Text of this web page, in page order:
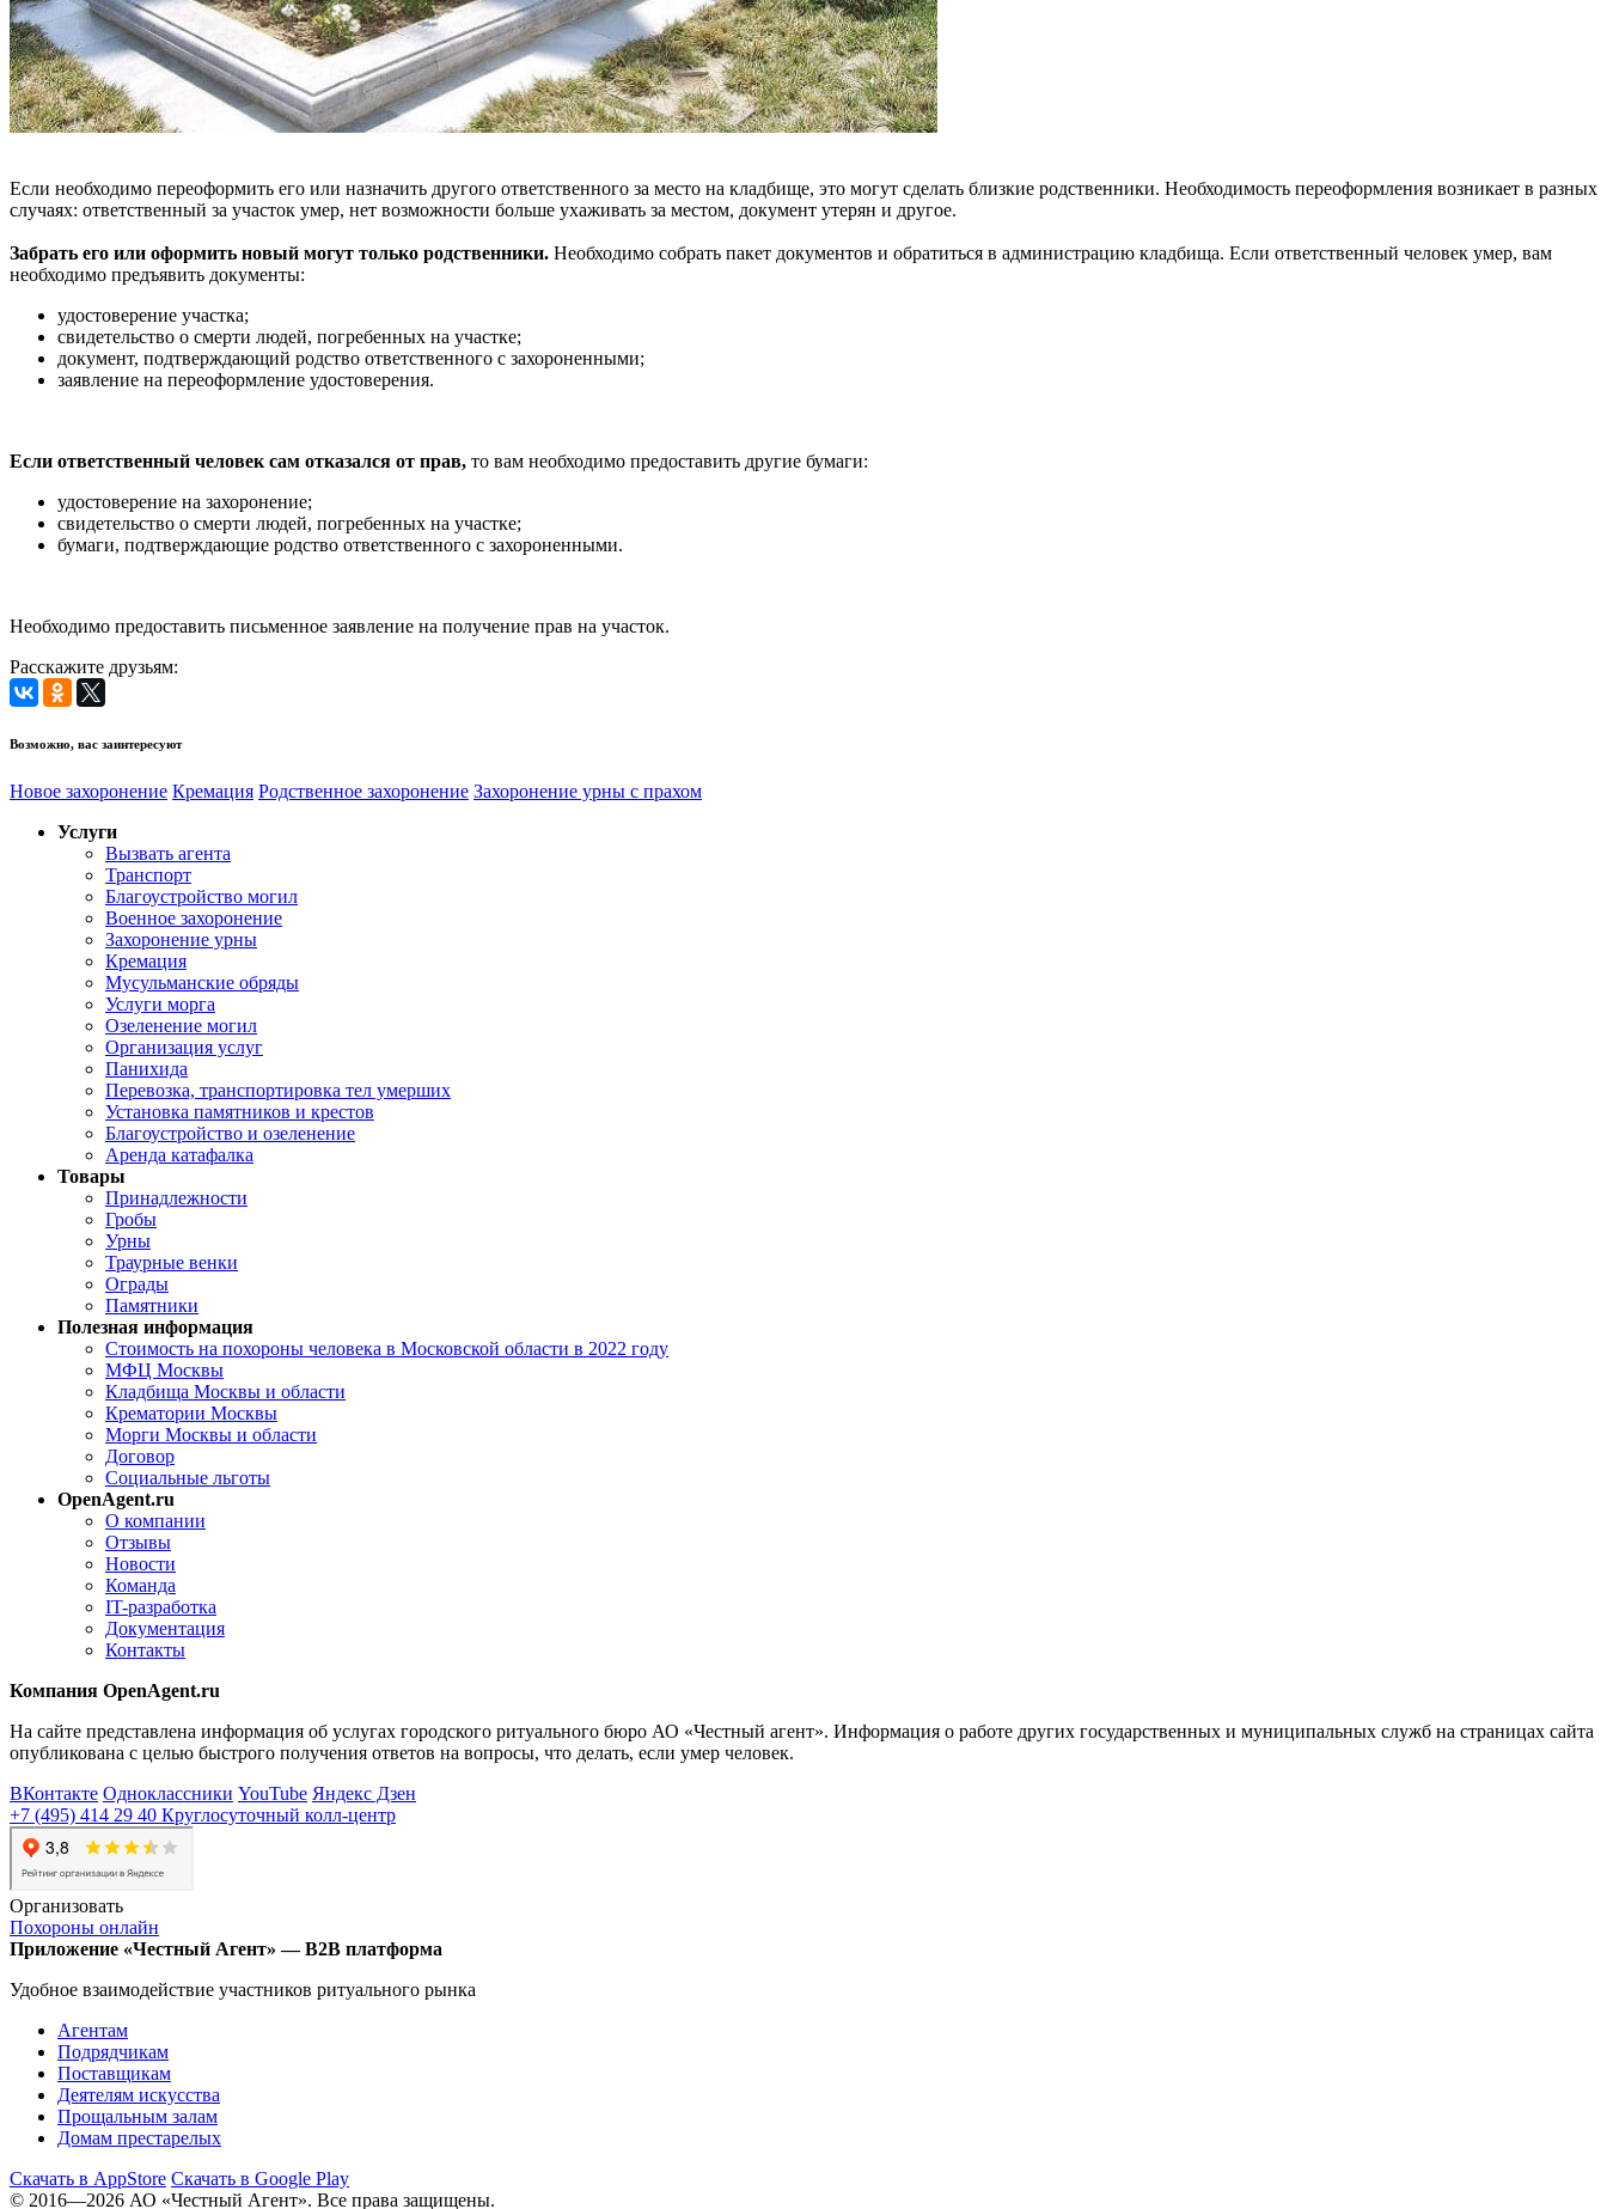
Если необходимо переоформить его или назначить другого ответственного за место на кладбище, это могут сделать близкие родственники. Необходимость переоформления возникает в разных
случаях: ответственный за участок умер, нет возможности больше ухаживать за местом, документ утерян и другое.
Забрать его или оформить новый могут только родственники. Необходимо собрать пакет документов и обратиться в администрацию кладбища. Если ответственный человек умер, вам
необходимо предъявить документы:
удостоверение участка;
свидетельство о смерти людей, погребенных на участке;
документ, подтверждающий родство ответственного с захороненными;
заявление на переоформление удостоверения.
Если ответственный человек сам отказался от прав, то вам необходимо предоставить другие бумаги:
удостоверение на захоронение;
свидетельство о смерти людей, погребенных на участке;
бумаги, подтверждающие родство ответственного с захороненными.
Необходимо предоставить письменное заявление на получение прав на участок.
Расскажите друзьям:
Возможно, вас заинтересуют
Новое захоронение Кремация Родственное захоронение Захоронение урны с прахом
Услуги
Вызвать агента
Транспорт
Благоустройство могил
Военное захоронение
Захоронение урны
Кремация
Мусульманские обряды
Услуги морга
Озеленение могил
Организация услуг
Панихида
Перевозка, транспортировка тел умерших
Установка памятников и крестов
Благоустройство и озеленение
Аренда катафалка
Товары
Принадлежности
Гробы
Урны
Траурные венки
Ограды
Памятники
Полезная информация
Стоимость на похороны человека в Московской области в 2022 году
МФЦ Москвы
Кладбища Москвы и области
Крематории Москвы
Морги Москвы и области
Договор
Социальные льготы
OpenAgent.ru
О компании
Отзывы
Новости
Команда
IT-разработка
Документация
Контакты
Компания OpenAgent.ru
На сайте представлена информация об услугах городского ритуального бюро АО «Честный агент». Информация о работе других государственных и муниципальных служб на страницах сайта
опубликована с целью быстрого получения ответов на вопросы, что делать, если умер человек.
ВКонтакте Одноклассники YouTube Яндекс Дзен
+7 (495) 414 29 40 Круглосуточный колл-центр
Организовать
Похороны онлайн
Приложение «Честный Агент» —B2B платформа
Удобное взаимодействие участников ритуального рынка
Агентам
Подрядчикам
Поставщикам
Деятелям искусства
Прощальным залам
Домам престарелых
Скачать в AppStore Скачать в Google Play
© 2016—2026 АО «Честный Агент». Все права защищены.